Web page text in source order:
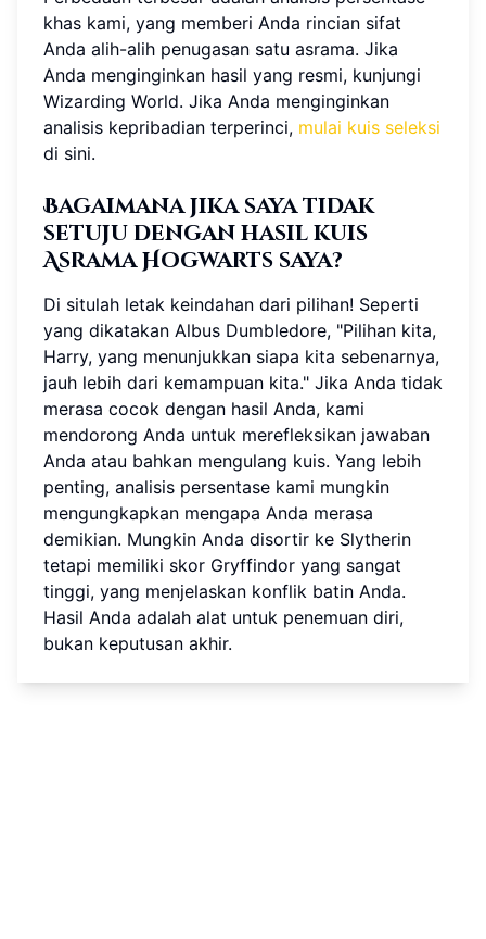
khas kami, yang memberi Anda rincian sifat
Anda alih-alih penugasan satu asrama. Jika
Anda menginginkan hasil yang resmi, kunjungi
Wizarding World. Jika Anda menginginkan
analisis kepribadian terperinci, mulai kuis seleksi
di sini.
Bagaimana jika saya tidak
setuju dengan hasil kuis
Asrama Hogwarts saya?
Di situlah letak keindahan dari pilihan! Seperti
yang dikatakan Albus Dumbledore, "Pilihan kita,
Harry, yang menunjukkan siapa kita sebenarnya,
jauh lebih dari kemampuan kita." Jika Anda tidak
merasa cocok dengan hasil Anda, kami
mendorong Anda untuk merefleksikan jawaban
Anda atau bahkan mengulang kuis. Yang lebih
penting, analisis persentase kami mungkin
mengungkapkan mengapa Anda merasa
demikian. Mungkin Anda disortir ke Slytherin
tetapi memiliki skor Gryffindor yang sangat
tinggi, yang menjelaskan konflik batin Anda.
Hasil Anda adalah alat untuk penemuan diri,
bukan keputusan akhir.